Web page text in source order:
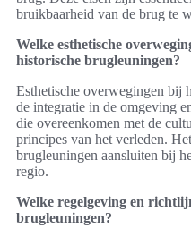
bruikbaarheid van de brug te
Welke esthetische
historische brugleuningen?
Esthetische overwegingen bij
de integratie in de omgeving
die overeenkomen met de
principes van het verleden.
brugleuningen aansluiten bij
regio.
Welke regelgeving en
brugleuningen?